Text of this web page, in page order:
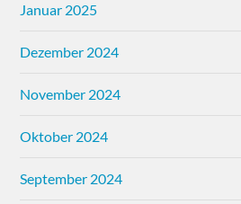
Januar 2025
Dezember 2024
November 2024
Oktober 2024
September 2024